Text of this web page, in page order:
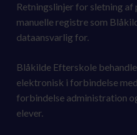
Retningslinjer for sletning
manuelle registre som
dataansvarlig for.
Blåkilde Efterskole
elektronisk i forbindelse
forbindelse administration
elever.